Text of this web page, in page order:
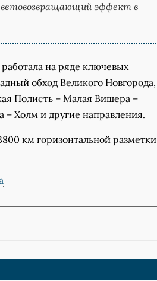
эффект в
на ряде ключевых
обход Великого Новгорода,
Полисть – Малая Вишера –
Холм и другие направления.
км горизонтальной разметки